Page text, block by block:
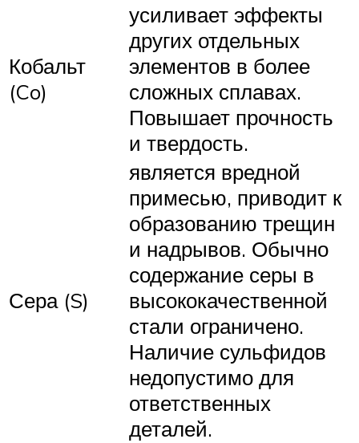
Кобальт
(Co)
усиливает эффекты
других отдельных
элементов в более
сложных сплавах.
Повышает прочность
и твердость.
Сера (S)
является вредной
примесью, приводит к
образованию трещин
и надрывов. Обычно
содержание серы в
высококачественной
стали ограничено.
Наличие сульфидов
недопустимо для
ответственных
деталей.